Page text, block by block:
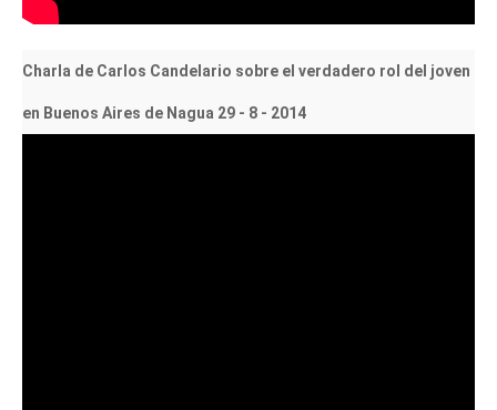
Charla de Carlos Candelario sobre el verdadero rol del joven
en Buenos Aires de Nagua 29 - 8 - 2014